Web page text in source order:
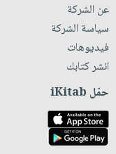
عن الشركة
سياسة الشركة
فيديوهات
انشر كتابك
حمّل iKitab